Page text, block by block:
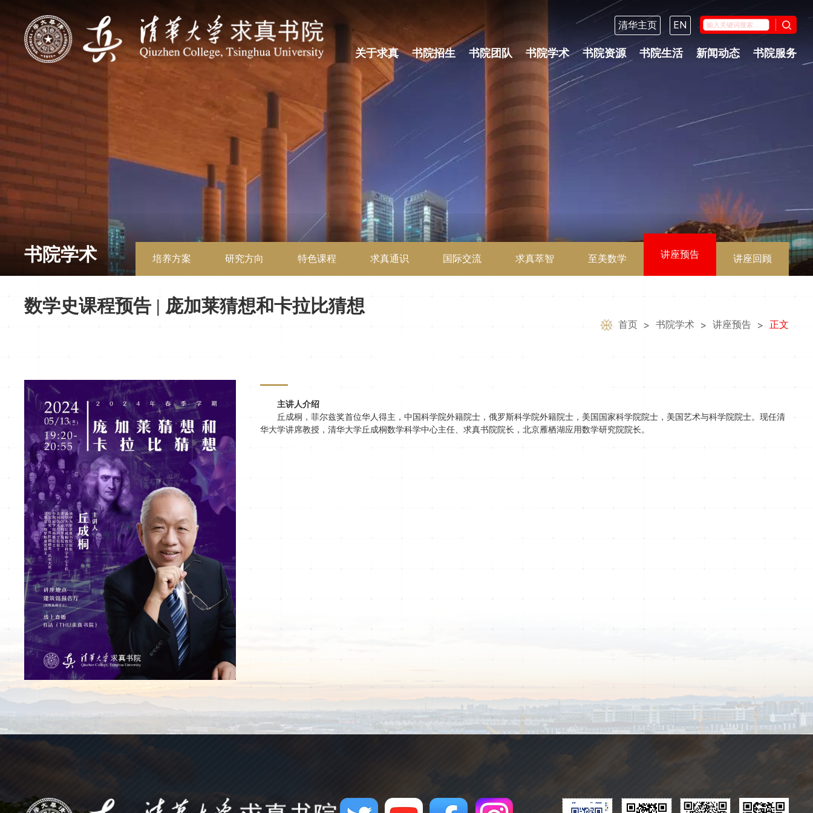
清华主页 EN
关于求真 书院招生 书院团队 书院学术 书院资源 书院生活 新闻动态 书院服务
书院学术 培养方案 研究方向 特色课程 求真通识 国际交流 求真萃智 至美数学 讲座预告 讲座回顾
数学史课程预告 | 庞加莱猜想和卡拉比猜想
首页 > 书院学术 > 讲座预告 > 正文
主讲人介绍
丘成桐，菲尔兹奖首位华人得主，中国科学院外籍院士，俄罗斯科学院外籍院士，美国国家科学院院士，美国艺术与科学院院士。现任清
华大学讲席教授，清华大学丘成桐数学科学中心主任、求真书院院长，北京雁栖湖应用数学研究院院长。